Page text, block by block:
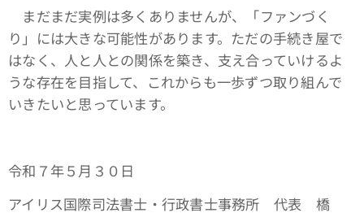
まだまだ実例は多くありませんが、「ファンづく
り」には大きな可能性があります。ただの手続き屋で
はなく、人と人との関係を築き、支え合っていけるよ
うな存在を目指して、これからも一歩ずつ取り組んで
いきたいと思っています。
令和７年５月３０日
アイリス国際司法書士・行政書士事務所 代表 橋